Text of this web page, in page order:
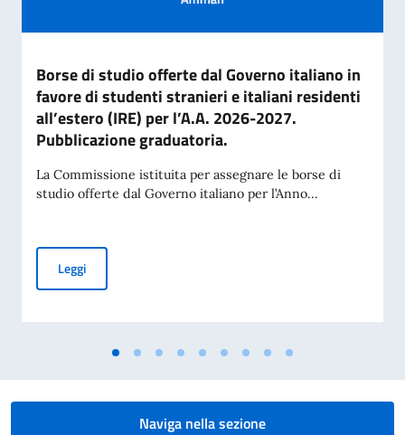
Borse di studio offerte dal Governo italiano in
favore di studenti stranieri e italiani residenti
all’estero (IRE) per l’A.A. 2026-2027.
Pubblicazione graduatoria.
La Commissione istituita per assegnare le borse di
studio offerte dal Governo italiano per l’Anno...
LeggiBorse di studio offerte dal Governo italiano in favore di
Naviga nella sezione